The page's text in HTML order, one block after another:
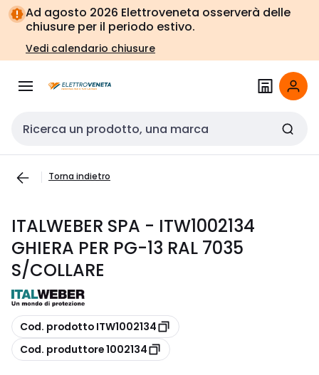
Vai alla
navigazione
Vai
alla
pagina
Ad agosto 2026 Elettroveneta osserverà delle
chiusure per il periodo estivo.
Vedi calendario chiusure
Cerca input
Torna indietro
ITALWEBER SPA - ITW1002134
GHIERA PER PG-13 RAL 7035
S/COLLARE
copia
Cod. prodotto ITW1002134
copia
Cod. produttore 1002134